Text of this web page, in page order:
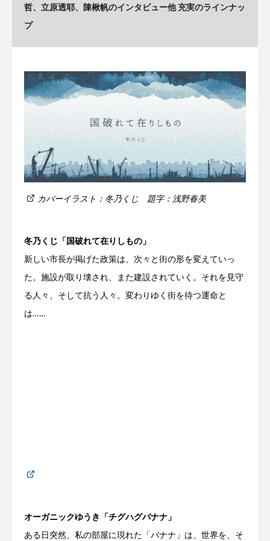
哲、立原透耶、陳楸帆のインタビュー他 充実のラインナッ
プ
カバーイラスト：冬乃くじ 題字：浅野春美
冬乃くじ「国破れて在りしもの」
新しい市長が掲げた政策は、次々と街の形を変えていっ
た。施設が取り壊され、また建設されていく。それを見守
る人々、そして抗う人々。変わりゆく街を待つ運命と
は……
オーガニックゆうき「チグハグバナナ」
ある日突然、私の部屋に現れた「バナナ」は、世界を、そ